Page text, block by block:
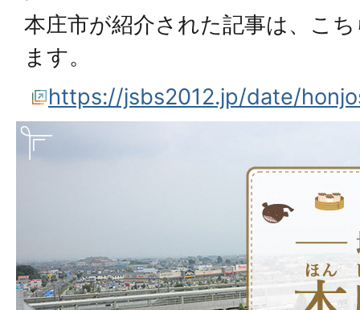
本庄市が紹介された記事は、こ
ます。
https://jsbs2012.jp/date/